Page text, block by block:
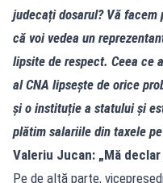
judecați dosarul? Vă facem
că voi vedea un
lipsite de respect. Ceea ce
al CNA lipsește de orice
și o instituție a statului și
plătim salariile din taxele
Valeriu Jucan: „Mă
Pe de altă parte,